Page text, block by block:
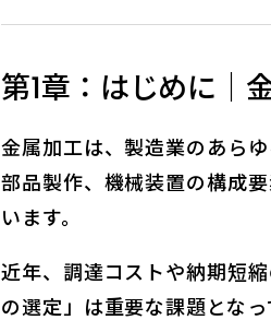
第1章：はじめに｜
金属加工は、製造業のあら
部品製作、機械装置の構成
います。
近年、調達コストや納期短
の選定」は重要な課題となっ